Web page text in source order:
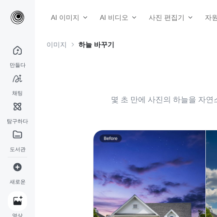
AI 이미지 AI 비디오 사진 편집기 자
만들다
채팅
탐구하다
도서관
새로운
영상
이미지 하늘 바꾸기
몇 초 만에 사진의 하늘을 자